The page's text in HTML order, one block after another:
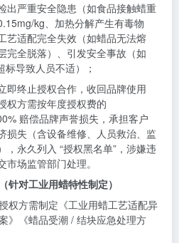
出严重安全隐患（如食品接触蜡重
kg、加热分解产生有毒物
艺适配完全失效（如蜡品无法熔
完全脱落）、引发安全事故（如
标导致人员不适）；
即终止授权合作，收回品牌使用
权方需按年度授权费的
赔偿品牌声誉损失，承担客户
损失（含设备维修、人员救治、监
，永久列入 “授权黑名单”，涉嫌违
市场监管部门处理。
针对工业用蜡特性制定）
权方需制定《工业用蜡工艺适配异
》《蜡品受潮 / 结块应急处理方